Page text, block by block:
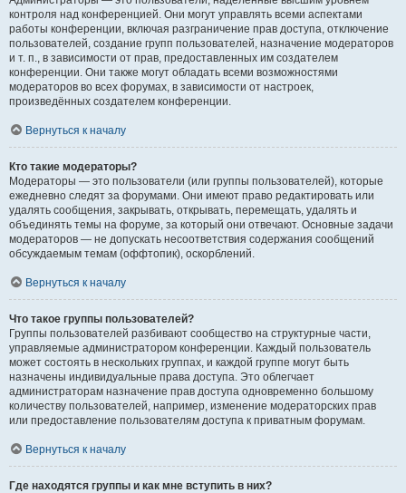
контроля над конференцией. Они могут управлять всеми аспектами
работы конференции, включая разграничение прав доступа, отключение
пользователей, создание групп пользователей, назначение модераторов
и т. п., в зависимости от прав, предоставленных им создателем
конференции. Они также могут обладать всеми возможностями
модераторов во всех форумах, в зависимости от настроек,
произведённых создателем конференции.
Вернуться к началу
Кто такие модераторы?
Модераторы — это пользователи (или группы пользователей), которые
ежедневно следят за форумами. Они имеют право редактировать или
удалять сообщения, закрывать, открывать, перемещать, удалять и
объединять темы на форуме, за который они отвечают. Основные задачи
модераторов — не допускать несоответствия содержания сообщений
обсуждаемым темам (оффтопик), оскорблений.
Вернуться к началу
Что такое группы пользователей?
Группы пользователей разбивают сообщество на структурные части,
управляемые администратором конференции. Каждый пользователь
может состоять в нескольких группах, и каждой группе могут быть
назначены индивидуальные права доступа. Это облегчает
администраторам назначение прав доступа одновременно большому
количеству пользователей, например, изменение модераторских прав
или предоставление пользователям доступа к приватным форумам.
Вернуться к началу
Где находятся группы и как мне вступить в них?